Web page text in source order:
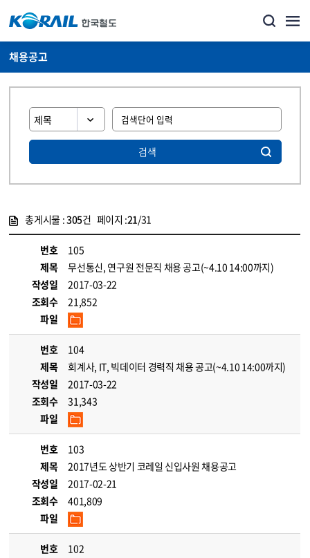
채용공고
검색
총게시물 :305건 페이지 :21/31
번호
105
제목
무선통신, 연구원 전문직 채용 공고(~4.10 14:00까지)
작성일
2017-03-22
조회수
21,852
파일
번호
104
제목
회계사, IT, 빅데이터 경력직 채용 공고(~4.10 14:00까지)
작성일
2017-03-22
조회수
31,343
파일
번호
103
제목
2017년도 상반기 코레일 신입사원 채용공고
작성일
2017-02-21
조회수
401,809
파일
번호
102